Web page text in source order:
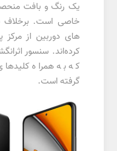
یک رنگ و بافت
های دوربین از
کرده‌اند. سنسور
که به همراه
گرفته است.